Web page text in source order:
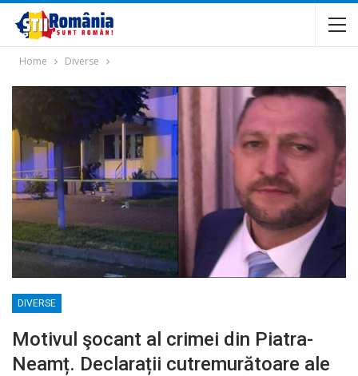
Home Diverse
DIVERSE
Motivul şocant al crimei din Piatra-
Neamț. Declarații cutremurătoare ale